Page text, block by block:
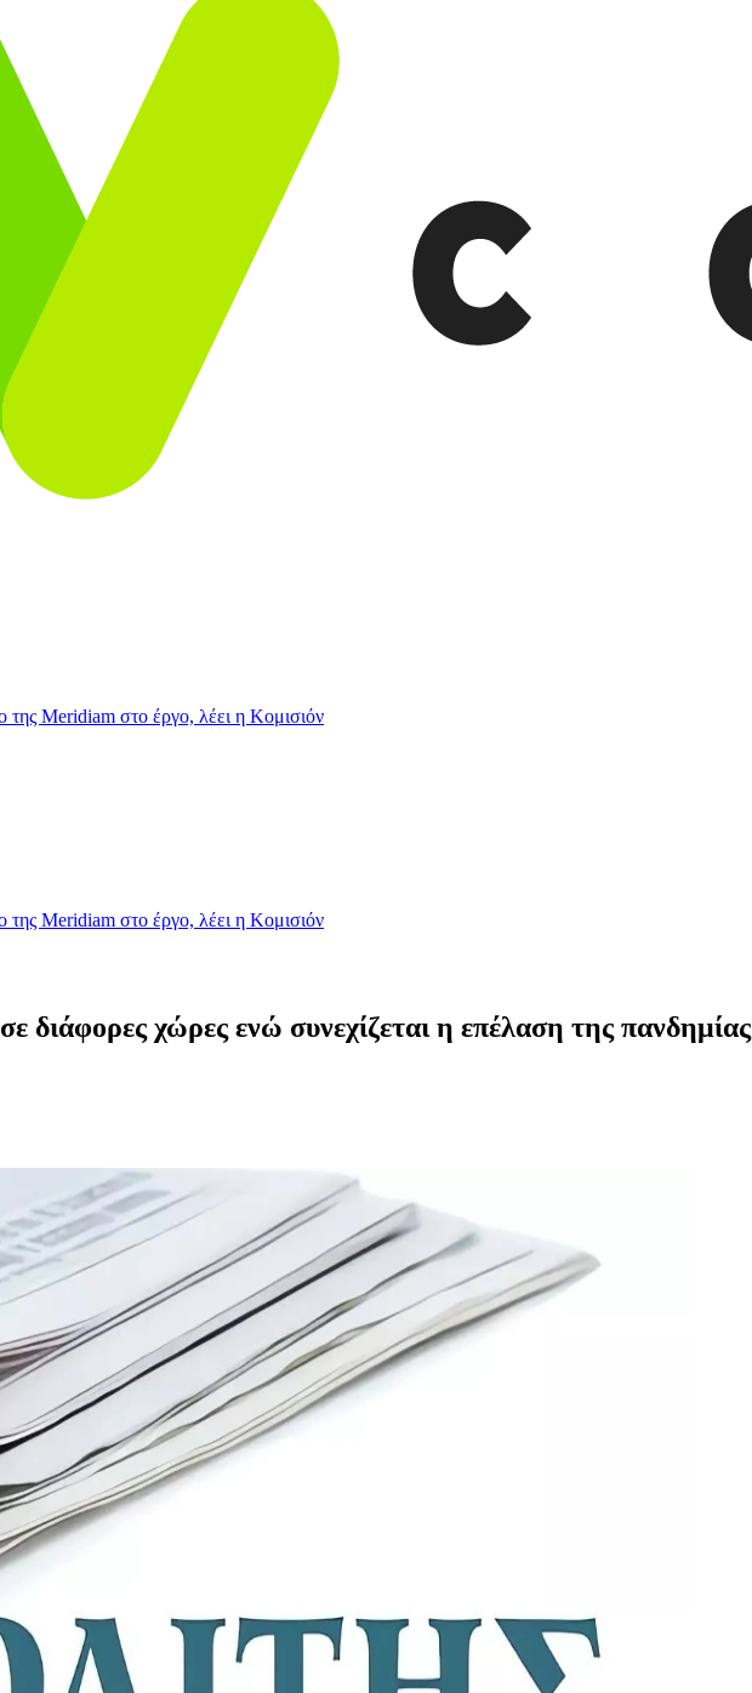
της Meridiam στο έργο, λέει η Κομισιόν
της Meridiam στο έργο, λέει η Κομισιόν
διάφορες χώρες ενώ συνεχίζεται η επέλαση της πανδημίας